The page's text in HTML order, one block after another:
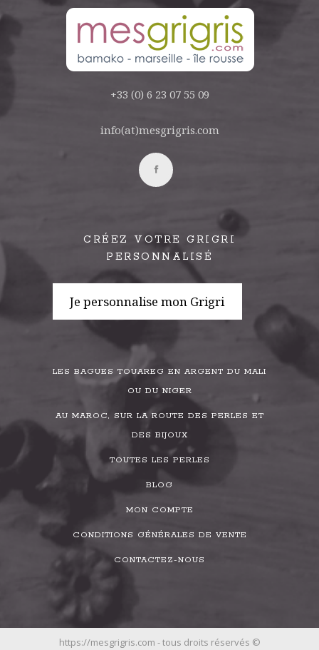
+33 (0) 6 23 07 55 09
info(at)mesgrigris.com
CRÉEZ VOTRE GRIGRI
PERSONNALISÉ
Je personnalise mon Grigri
LES BAGUES TOUAREG EN ARGENT DU MALI
OU DU NIGER
AU MAROC, SUR LA ROUTE DES PERLES ET
DES BIJOUX
TOUTES LES PERLES
BLOG
MON COMPTE
CONDITIONS GÉNÉRALES DE VENTE
CONTACTEZ-NOUS
https://mesgrigris.com - tous droits réservés ©